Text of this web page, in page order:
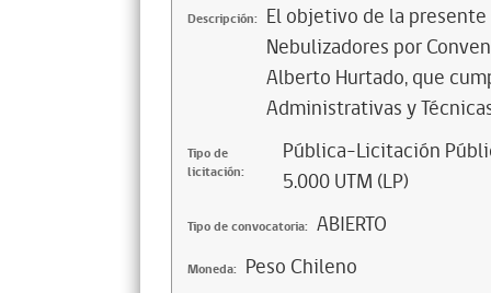
Descripción: El objetivo de la
Nebulizadores por
Alberto Hurtado, que
Administrativas y
Tipo de
licitación:
Pública-Licitación
5.000 UTM (LP)
Tipo de convocatoria: ABIERTO
Moneda: Peso Chileno